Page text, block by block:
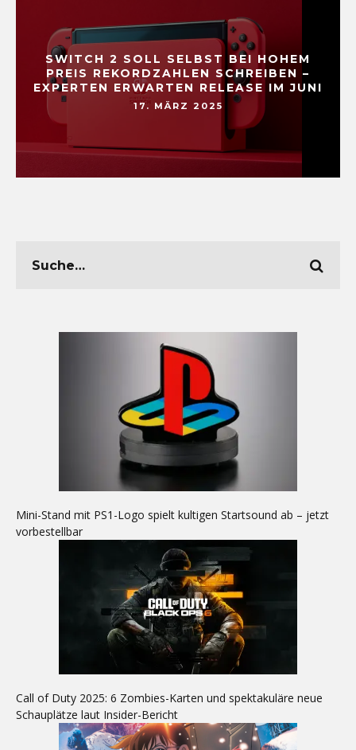
SWITCH 2 SOLL SELBST BEI HOHEM
PREIS REKORDZAHLEN SCHREIBEN –
EXPERTEN ERWARTEN RELEASE IM JUNI
17. MÄRZ 2025
Mini-Stand mit PS1-Logo spielt kultigen Startsound ab – jetzt
vorbestellbar
Call of Duty 2025: 6 Zombies-Karten und spektakuläre neue
Schauplätze laut Insider-Bericht